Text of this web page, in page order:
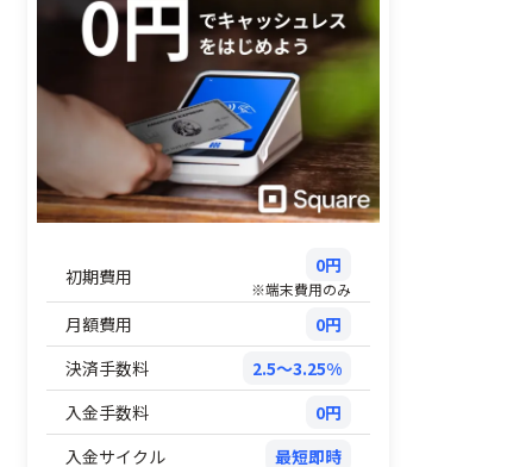
初期費用 0円
※端末費用のみ
月額費用
0円
決済手数料
2.5～3.25%
入金手数料
0円
入金サイクル
最短即時